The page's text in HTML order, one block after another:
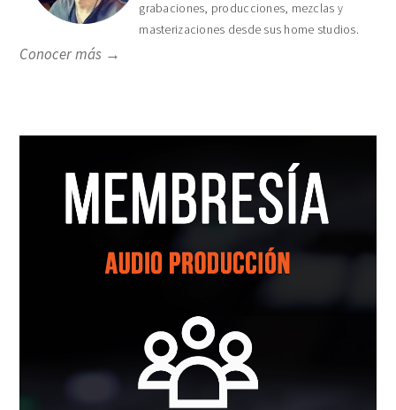
grabaciones, producciones, mezclas y
masterizaciones desde sus home studios.
Conocer más →